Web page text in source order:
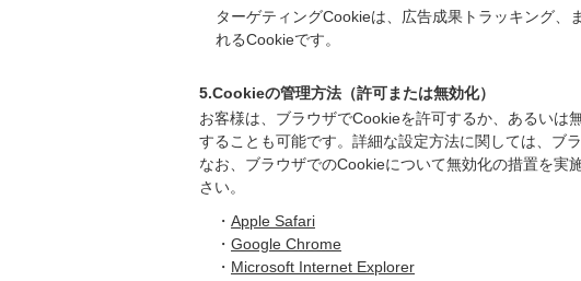
ターゲティングCookieは、広告成果トラッキング
れるCookieです。
5.Cookieの管理方法（許可または無効化）
お客様は、ブラウザでCookieを許可するか、あるいは
することも可能です。詳細な設定方法に関しては、ブ
なお、ブラウザでのCookieについて無効化の措置を
さい。
・ Apple Safari
・ Google Chrome
・ Microsoft Internet Explorer